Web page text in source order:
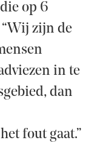
op 6
zijn de
in te
dan
fout gaat.”